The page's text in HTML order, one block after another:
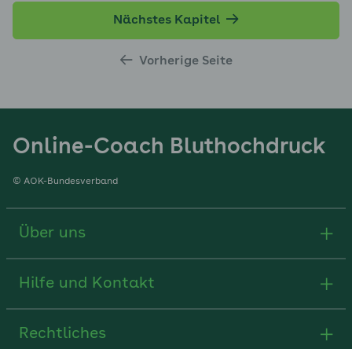
Vorherige Seite
Nächstes Kapitel
Online-Coach Bluthochdruck
© AOK-Bundesverband
Über uns
Hilfe und Kontakt
Rechtliches